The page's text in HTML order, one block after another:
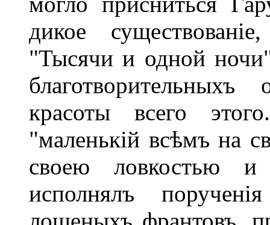
дикое
"Тысячи и одной
красоты всего
"маленькій всѣмъ на
своею ловкостью и
исполнялъ